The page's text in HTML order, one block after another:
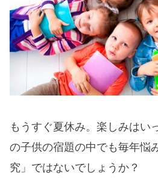
もうすぐ夏休み。楽しみはい
の子供の宿題の中でも毎年悩
究」ではないでしょうか？